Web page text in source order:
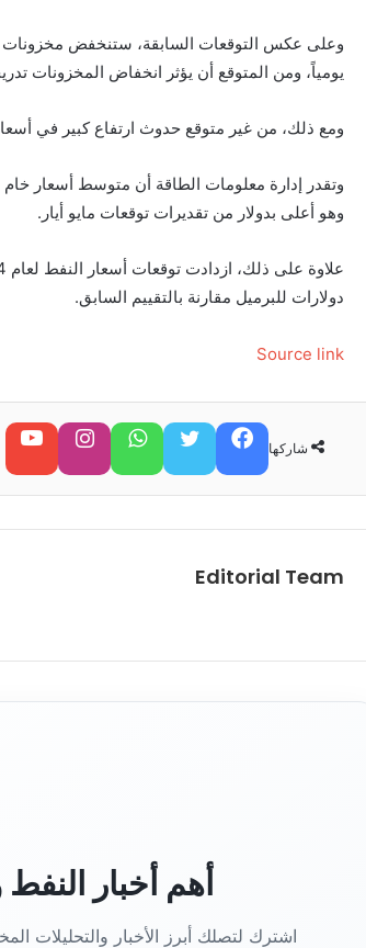
يومياً، ومن المتوقع أن يؤثر انخفاض المخزونات
ومع ذلك، من غير متوقع حدوث ارتفاع كبير في
وهو أعلى بدولار من تقديرات توقعات مايو أيار.
دولارات للبرميل مقارنة بالتقييم السابق.
Source link
شاركها فيسبوك تويتر واتساب تابعنا على إنستغرام تابعنا على يوتيوب
Editorial Team
أهم أخبار
اشترك لتصلك أبرز الأخبار والتحليلات